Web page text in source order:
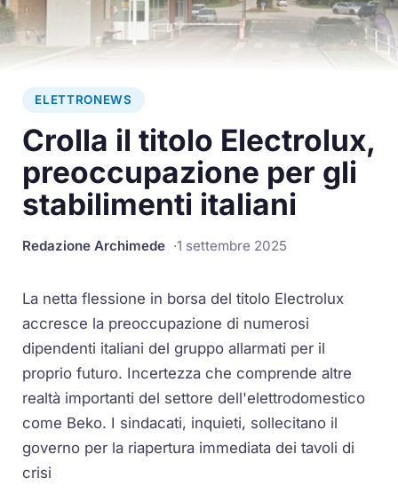
ELETTRONEWS
Crolla il titolo Electrolux,
preoccupazione per gli
stabilimenti italiani
Redazione Archimede 1 settembre 2025
La netta flessione in borsa del titolo Electrolux
accresce la preoccupazione di numerosi
dipendenti italiani del gruppo allarmati per il
proprio futuro. Incertezza che comprende altre
realtà importanti del settore dell'elettrodomestico
come Beko. I sindacati, inquieti, sollecitano il
governo per la riapertura immediata dei tavoli di
crisi